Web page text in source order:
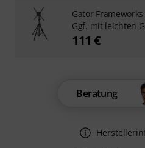
Beratung
Gator Frameworks
Ggf. mit leichten
111 €